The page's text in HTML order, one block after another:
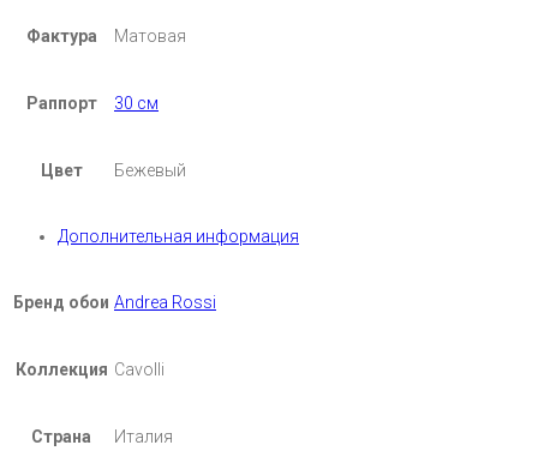
Фактура Матовая
Раппорт 30 см
Цвет Бежевый
Дополнительная информация
Бренд обои Andrea Rossi
Коллекция Cavolli
Страна Италия